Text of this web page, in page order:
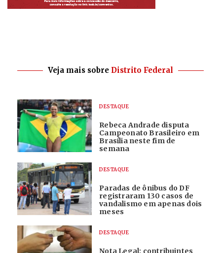
Veja mais sobre Distrito Federal
DESTAQUE
Rebeca Andrade disputa
Campeonato Brasileiro em
Brasília neste fim de
semana
DESTAQUE
Paradas de ônibus do DF
registraram 130 casos de
vandalismo em apenas dois
meses
DESTAQUE
Nota Legal: contribuintes